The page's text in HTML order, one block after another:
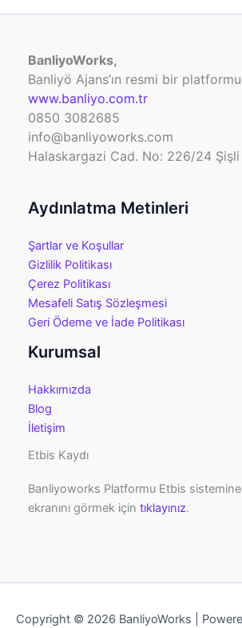
BanliyoWorks,
Banliyö Ajans’ın resmi bir
www.banliyo.com.tr
0850 3082685
info@banliyoworks.com
Halaskargazi Cad. No: 226/24
Aydınlatma Metinleri
Şartlar ve Koşullar
Gizlilik Politikası
Çerez Politikası
Mesafeli Satış Sözleşmesi
Geri Ödeme ve İade Politikası
Kurumsal
Hakkımızda
Blog
İletişim
Etbis Kaydı
Banliyoworks Platformu Etbis sistemine
ekranını görmek için tıklayınız.
Copyright © 2026 BanliyoWorks |